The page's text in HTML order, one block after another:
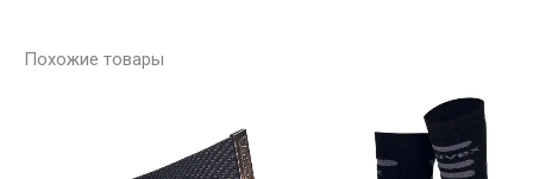
Похожие товары